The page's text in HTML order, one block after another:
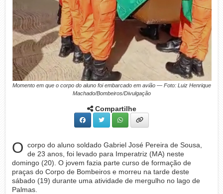
Momento em que o corpo do aluno foi embarcado em avião — Foto: Luiz Henrique
Machado/Bombeiros/Divulgação
Compartilhe
O corpo do aluno soldado Gabriel José Pereira de Sousa,
de 23 anos, foi levado para Imperatriz (MA) neste
domingo (20). O jovem fazia parte curso de formação de
praças do Corpo de Bombeiros e morreu na tarde deste
sábado (19) durante uma atividade de mergulho no lago de
Palmas.